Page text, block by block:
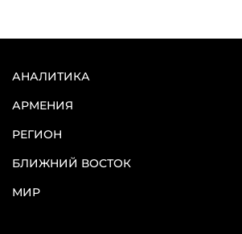
АНАЛИТИКА
АРМЕНИЯ
РЕГИОН
БЛИЖНИЙ ВОСТОК
МИР